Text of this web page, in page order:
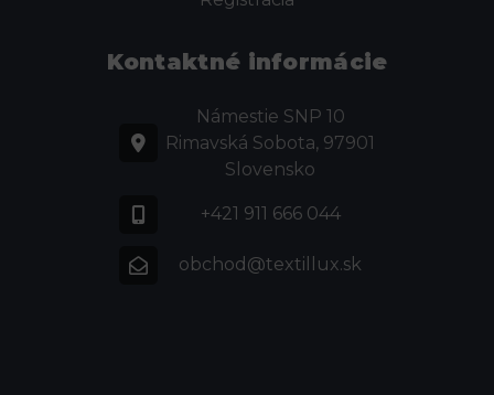
Kontaktné informácie
Námestie SNP 10
Rimavská Sobota, 97901
Slovensko
+421 911 666 044
obchod@textillux.sk